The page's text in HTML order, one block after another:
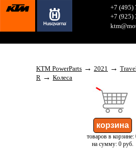
+7 (495)
+7 (925)
KTM PowerParts → 2021 →
R → Колеса
товаров в корзине:
на сумму: 0 руб.